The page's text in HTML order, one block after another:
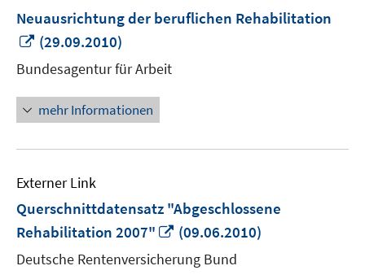
Neuausrichtung der beruflichen Rehabilitation
In
neuem
Fenster
öffnen
(29.09.2010)
Bundesagentur für Arbeit
mehr Informationen
Externer Link
Querschnittdatensatz "Abgeschlossene
Rehabilitation 2007"
In
Fenster
(09.06.2010)
Deutsche Rentenversicherung Bund